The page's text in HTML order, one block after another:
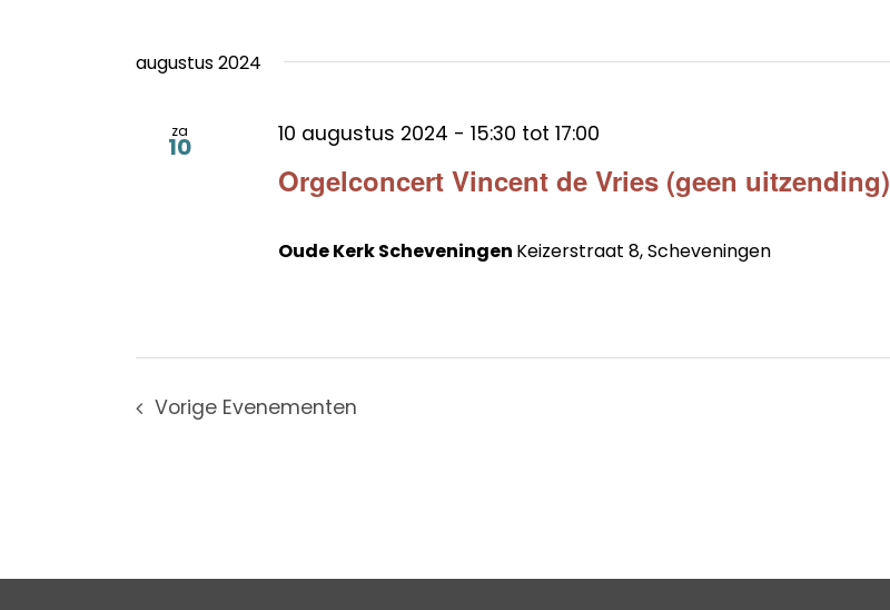
augustus 2024
za
10
Orgelconcert Vincent de Vries (geen uitzending)
10 augustus 2024 - 15:30 tot 17:00
Oude Kerk Scheveningen Keizerstraat 8, Scheveningen
Vorige Evenementen